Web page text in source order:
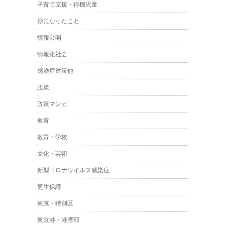
子育て支援・待機児童
形になったこと
情報公開
情報化社会
感染症対策他
政策
政策マンガ
教育
教育・学校
文化・芸術
新型コロナウイルス感染症
更生保護
東京・特別区
東京港・港湾部